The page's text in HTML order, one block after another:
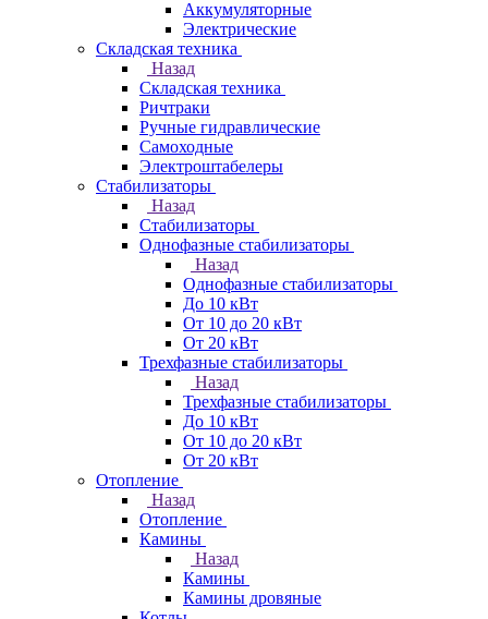
Аккумуляторные
Электрические
Складская техника
Назад
Складская техника
Ричтраки
Ручные гидравлические
Самоходные
Электроштабелеры
Стабилизаторы
Назад
Стабилизаторы
Однофазные стабилизаторы
Назад
Однофазные стабилизаторы
До 10 кВт
От 10 до 20 кВт
От 20 кВт
Трехфазные стабилизаторы
Назад
Трехфазные стабилизаторы
До 10 кВт
От 10 до 20 кВт
От 20 кВт
Отопление
Назад
Отопление
Камины
Назад
Камины
Камины дровяные